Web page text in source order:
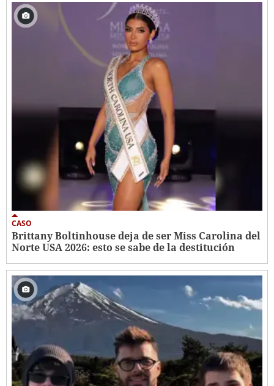
CASO
Brittany Boltinhouse deja de ser Miss Carolina del
Norte USA 2026: esto se sabe de la destitución